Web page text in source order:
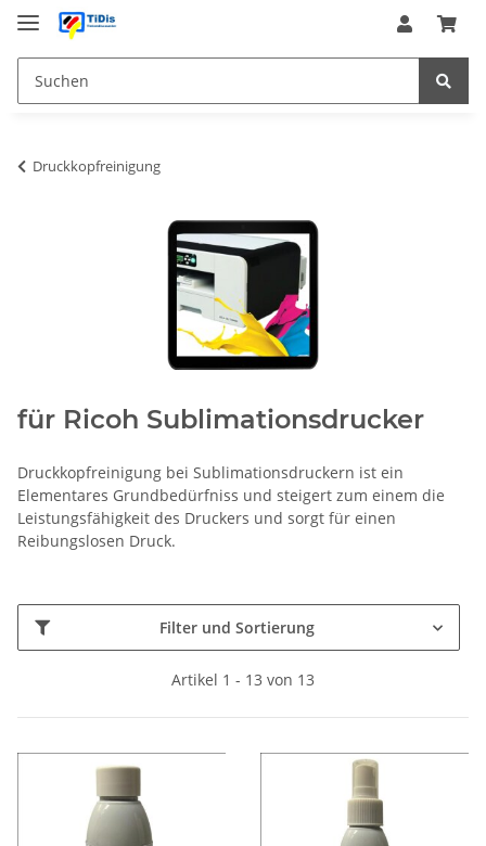
Druckkopfreinigung
für Ricoh Sublimationsdrucker
Druckkopfreinigung bei Sublimationsdruckern ist ein
Elementares Grundbedürfniss und steigert zum einem die
Leistungsfähigkeit des Druckers und sorgt für einen
Reibungslosen Druck.
Filter und Sortierung
Artikel 1 - 13 von 13